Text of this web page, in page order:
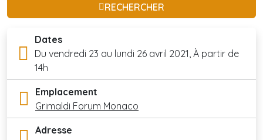
RECHERCHER
Dates
Du vendredi 23 au lundi 26 avril 2021, À partir de
14h
Emplacement
Grimaldi Forum Monaco
Adresse